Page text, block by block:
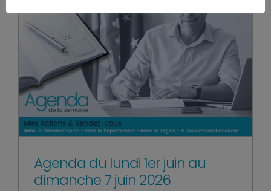
Agenda du lundi 1er juin au
dimanche 7 juin 2026